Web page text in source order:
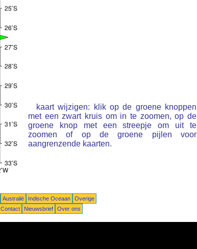
kaart wijzigen: klik op de groene knoppen
met een zwart kruis om in te zoomen, op de
groene knop met een streepje om uit te
zoomen of op de groene pijlen voor
aangrenzende kaarten.
Australië Indische Oceaan
Overige
Contact Nieuwsbrief Over ons